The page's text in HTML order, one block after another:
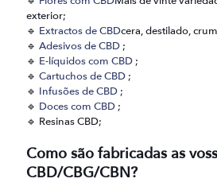
exterior;
🔹 Extractos de CBDcera, destilado,
🔹 Adesivos de CBD;
🔹 E-líquidos com CBD;
🔹 Cartuchos de CBD;
🔹 Infusões de CBD;
🔹 Doces com CBD;
🔹 Resinas CBD;
Como são fabricadas as
CBD/CBG/CBN?